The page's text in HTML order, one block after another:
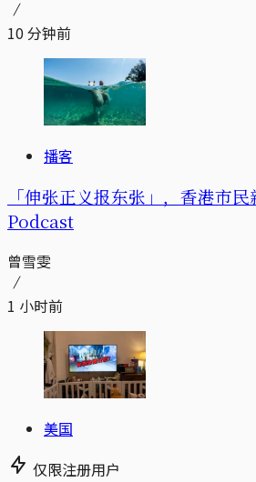
10 分钟前
播客
「伸张正义报东张」，香港市
Podcast
曾雪雯
1 小时前
美国
仅限注册用户